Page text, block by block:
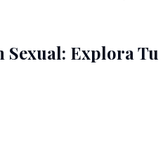
Sexual: Explora Tu